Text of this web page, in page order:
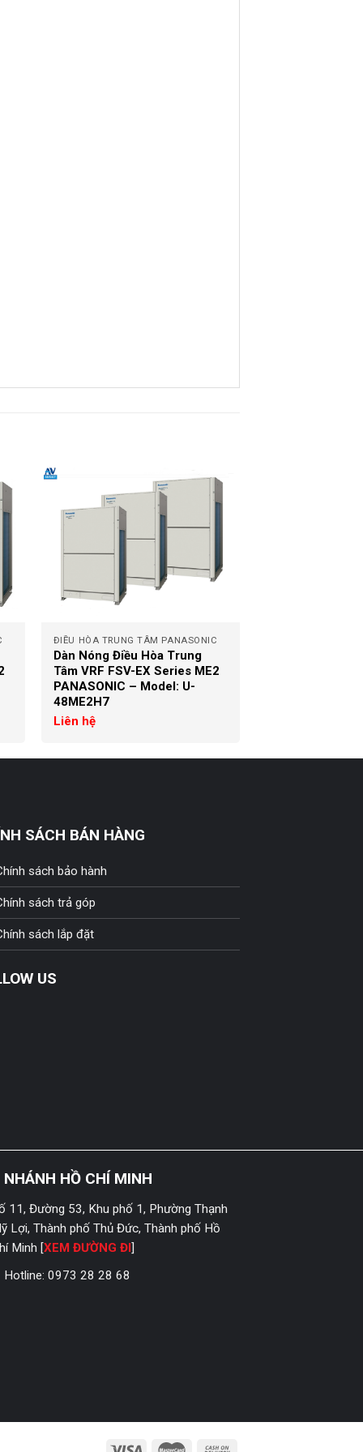
ĐIỀU HÒA TRUNG TÂM PANASONIC
Dàn Nóng Điều Hòa Trung
Tâm VRF FSV-EX Series ME2
PANASONIC – Model: U-
48ME2H7
Liên hệ
SÁCH BÁN HÀNG
sách bảo hành
sách trả góp
sách lắp đặt
US
NHÁNH HỒ CHÍ MINH
11, Đường 53, Khu phố 1, Phường Thạnh
Lợi, Thành phố Thủ Đức, Thành phố Hồ
Minh [XEM ĐƯỜNG ĐI]
Hotline: 0973 28 28 68